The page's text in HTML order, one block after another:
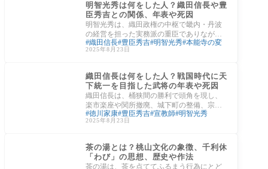
明智光秀は何をした人？織田信長や豊
臣秀吉との関係、年表や死因
明智光秀は、織田政権の中枢で畿内・丹波
の経営を担った実務派の重臣でありなが
ら、天正十年の本能寺の変で主君・織田信
長を討っ
織田信長 豊臣秀吉 明智光秀 本能寺の変
2025年8月23日
織田信長は何をした人？戦国時代に天
下統一を目指した武将の年表や死因
織田信長は、桶狭間の勝利で頭角を現し、
楽市楽座や関所撤廃、城下町の整備、宗教
勢力の抑制、南蛮貿易の活用など、軍事と
制度改
徳川家康 豊臣秀吉 宣教師 明智光秀
2025年8月23日
茶の湯とは？桃山文化の象徴、千利休
「わび」の思想、歴史や作法
茶の湯は、茶を点ててふるまう行為にとど